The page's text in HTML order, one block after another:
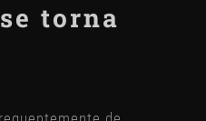
torna